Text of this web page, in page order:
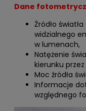
Dane
Źródło
widzialnego
w lumenach,
Natężenie
kierunku
Moc źródła
Informacje
względnego